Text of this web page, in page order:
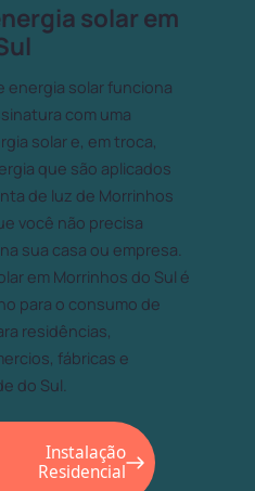
solar em
energia solar funciona
com uma
solar e, em troca,
que são aplicados
de luz de Morrinhos
você não precisa
sua casa ou empresa.
em Morrinhos do Sul é
para o consumo de
residências,
fábricas e
do Sul.
Instalação
Residencial